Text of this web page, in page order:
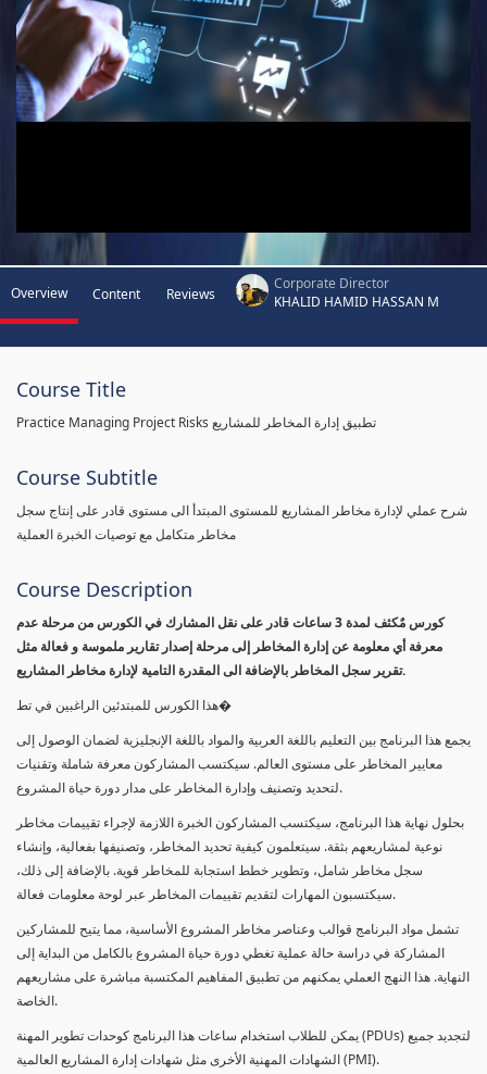
Overview Content Reviews
Corporate Director
KHALID HAMID HASSAN M
Course Title
Practice Managing Project Risks تطبيق إدارة المخاطر للمشاريع
Course Subtitle
شرح عملي لإدارة مخاطر المشاريع للمستوى المبتدأ الى مستوى قادر على إنتاج سجل
مخاطر متكامل مع توصيات الخبرة العملية
Course Description
كورس مٌكثف لمدة 3 ساعات قادر على نقل المشارك في الكورس من مرحلة عدم
معرفة أي معلومة عن إدارة المخاطر إلى مرحلة إصدار تقارير ملموسة و فعالة مثل
تقرير سجل المخاطر بالإضافة الى المقدرة التامية لإدارة مخاطر المشاريع.
هذا الكورس للمبتدئين الراغبين في تط�
يجمع هذا البرنامج بين التعليم باللغة العربية والمواد باللغة الإنجليزية لضمان الوصول إلى
معايير المخاطر على مستوى العالم. سيكتسب المشاركون معرفة شاملة وتقنيات
لتحديد وتصنيف وإدارة المخاطر على مدار دورة حياة المشروع.
بحلول نهاية هذا البرنامج، سيكتسب المشاركون الخبرة اللازمة لإجراء تقييمات مخاطر
نوعية لمشاريعهم بثقة. سيتعلمون كيفية تحديد المخاطر، وتصنيفها بفعالية، وإنشاء
سجل مخاطر شامل، وتطوير خطط استجابة للمخاطر قوية. بالإضافة إلى ذلك،
سيكتسبون المهارات لتقديم تقييمات المخاطر عبر لوحة معلومات فعالة.
تشمل مواد البرنامج قوالب وعناصر مخاطر المشروع الأساسية، مما يتيح للمشاركين
المشاركة في دراسة حالة عملية تغطي دورة حياة المشروع بالكامل من البداية إلى
النهاية. هذا النهج العملي يمكنهم من تطبيق المفاهيم المكتسبة مباشرة على مشاريعهم
الخاصة.
يمكن للطلاب استخدام ساعات هذا البرنامج كوحدات تطوير المهنة (PDUs) لتجديد جميع
الشهادات المهنية الأخرى مثل شهادات إدارة المشاريع العالمية (PMI).